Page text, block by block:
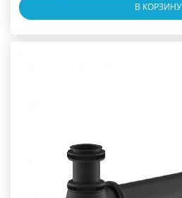
В КОРЗИНУ